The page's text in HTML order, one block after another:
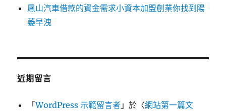
鳳山汽車借款的資金需求小資本加盟創業你找到陽
萎早洩
近期留言
「WordPress 示範留言者 」於〈網站第一篇文